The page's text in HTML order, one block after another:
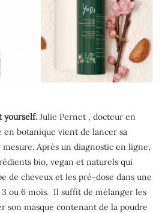
yourself. Julie Pernet , docteur en
en botanique vient de lancer sa
mesure. Après un diagnostic en ligne,
bio, vegan et naturels qui
de cheveux et les pré-dose dans une
3 ou 6 mois. Il suffit de mélanger les
son masque contenant de la poudre